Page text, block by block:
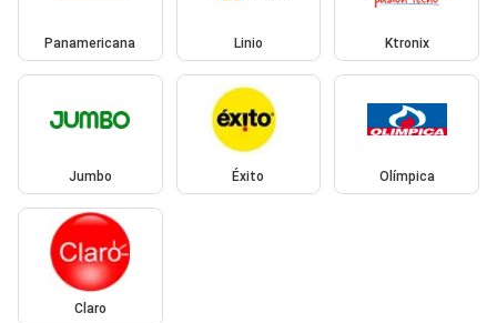
Panamericana Linio Ktronix
Jumbo Éxito Olímpica
Claro